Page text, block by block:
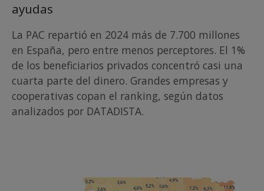
ayudas
La PAC repartió en 2024 más de 7.700 millones
en España, pero entre menos perceptores. El 1%
de los beneficiarios privados concentró casi una
cuarta parte del dinero. Grandes empresas y
cooperativas copan el ranking, según datos
analizados por DATADISTA.